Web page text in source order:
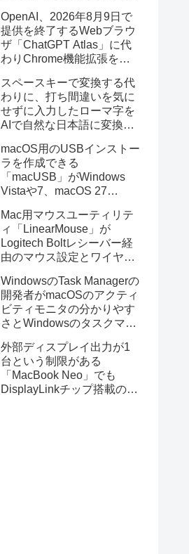
辺を焼損する火災が6月に3
件発生していたそうなので
注意を。
OpenAI、2026年8月9日で
提供を終了するWebブラウ
ザ「ChatGPT Atlas」に代
わりChrome機能拡張をア
画の質問やAsk ChatGPT機
能を追加。
スペースキーで変換する代
わりに、打ち間違いを気に
せずに入力したローマ字を
AIで自然な日本語に変換し
力アプリ「Nospace」がリ
リース。
macOS用のUSBインストー
ラを作成できる
「macUSB」がWindows
Vistaや7、macOS 27
トーラの作成に対応。
Mac用マウスユーティリテ
ィ「LinearMouse」が
Logitech Boltレシーバー経
由のマウス設定とワイヤレ
ックボールに対応。
WindowsのTask Managerの
開発者がmacOSのアクティ
ビティモニタの分かりやす
さとWindowsのタスクマネ
Mac用システムモニタアプ
リ「Task Manager TMOG」
のBeta版を公開。
外部ディスプレイ出力が1
台という制限がある
「MacBook Neo」でも
DisplayLinkチップ搭載の